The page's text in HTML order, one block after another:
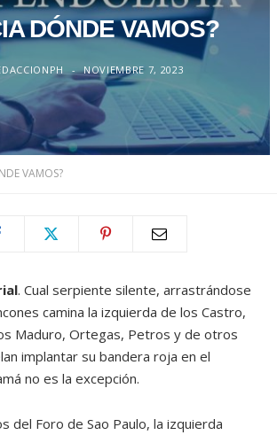
DÓNDE VAMOS?
NOVIEMBRE 7, 2023
VAMOS?
. Cual serpiente silente, arrastrándose
camina la izquierda de los Castro,
Maduro, Ortegas, Petros y de otros
implantar su bandera roja en el
no es la excepción.
del Foro de Sao Paulo, la izquierda